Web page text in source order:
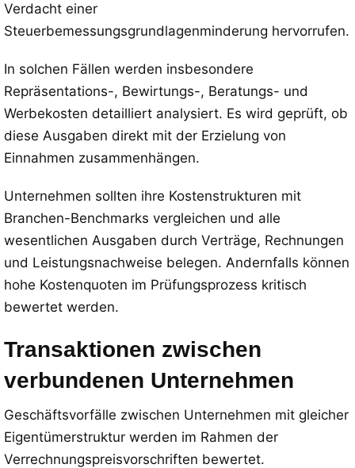
Verdacht einer
Steuerbemessungsgrundlagenminderung hervorrufen.
In solchen Fällen werden insbesondere
Repräsentations-, Bewirtungs-, Beratungs- und
Werbekosten detailliert analysiert. Es wird geprüft, ob
diese Ausgaben direkt mit der Erzielung von
Einnahmen zusammenhängen.
Unternehmen sollten ihre Kostenstrukturen mit
Branchen-Benchmarks vergleichen und alle
wesentlichen Ausgaben durch Verträge, Rechnungen
und Leistungsnachweise belegen. Andernfalls können
hohe Kostenquoten im Prüfungsprozess kritisch
bewertet werden.
Transaktionen zwischen
verbundenen Unternehmen
Geschäftsvorfälle zwischen Unternehmen mit gleicher
Eigentümerstruktur werden im Rahmen der
Verrechnungspreisvorschriften bewertet.